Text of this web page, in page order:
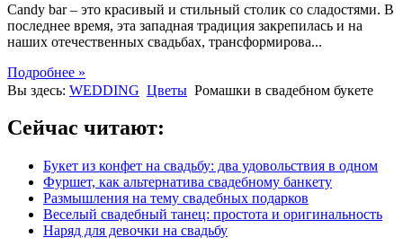
Candy bar – это красивый и стильный столик со сладостями. В
последнее время, эта западная традиция закрепилась и на
наших отечественных свадьбах, трансформирова...
Подробнее »
Вы здесь: WEDDING Цветы Ромашки в свадебном букете
Сейчас читают:
Букет из конфет на свадьбу: два удовольствия в одном
Фуршет, как альтернатива свадебному банкету
Размышления на тему свадебных подарков
Веселый свадебный танец: простота и оригинальность
Наряд для девочки на свадьбу